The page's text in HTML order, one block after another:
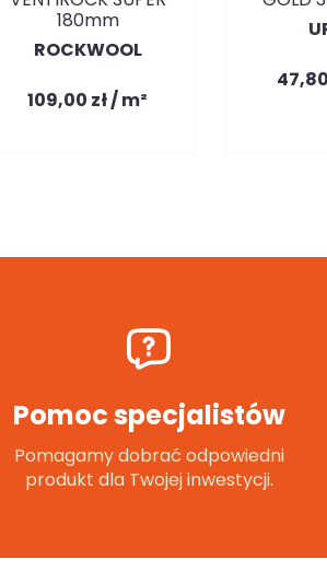
180mm
ROCKWOOL
109,00 zł / m²
Pomoc specjalistów
Pomagamy dobrać odpowiedni
produkt dla Twojej inwestycji.